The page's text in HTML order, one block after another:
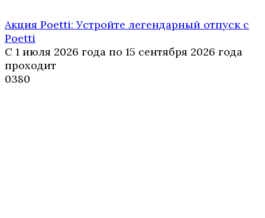
Акция Poetti: Устройте легендарный отпуск с
Poetti
С 1 июля 2026 года по 15 сентября 2026 года
проходит
0380